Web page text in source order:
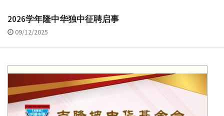
2026学年隆中华独中征聘启事
09/12/2025